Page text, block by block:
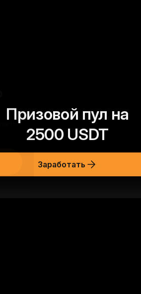
Призовой пул на
2500 USDT
Заработать